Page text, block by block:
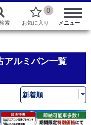
索
0
お気に入り メニュー
アルミバン一覧